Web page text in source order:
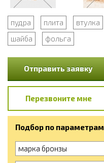
пудра плита втулка
шайба
фольга
Отправить заявку
Перезвоните мне
Подбор по параметрам
марка бронзы